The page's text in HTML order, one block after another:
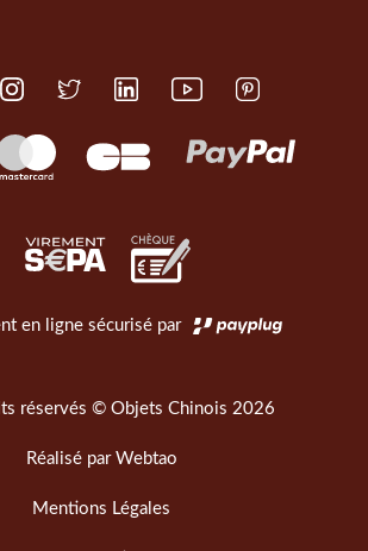
en ligne sécurisé par
réservés © Objets Chinois 2026
Réalisé par Webtao
Mentions Légales